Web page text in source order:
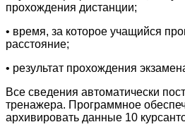
прохождения дистанции;
• время, за которое учащийся
расстояние;
• результат прохождения
Все сведения автоматически
тренажера. Программное
архивировать данные 10